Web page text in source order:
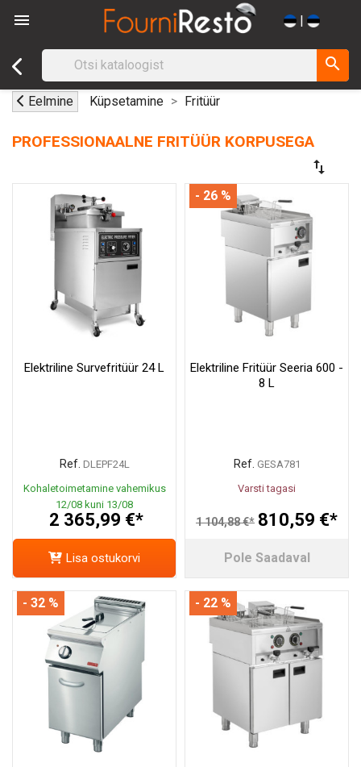
 |
search
Eelmine Küpsetamine Fritüür
PROFESSIONAALNE FRITÜÜR KORPUSEGA
swap_vert
Elektriline Survefritüür 24 L
Ref. DLEPF24L
Kohaletoimetamine vahemikus
12/08 kuni 13/08
2 365,99 €*
Lisa ostukorvi
Elektriline Fritüür Seeria 600 -
8 L
Ref. GESA781
Varsti tagasi
1 104,88 €* 810,59 €*
- 26 %
Pole Saadaval
- 32 % - 22 %